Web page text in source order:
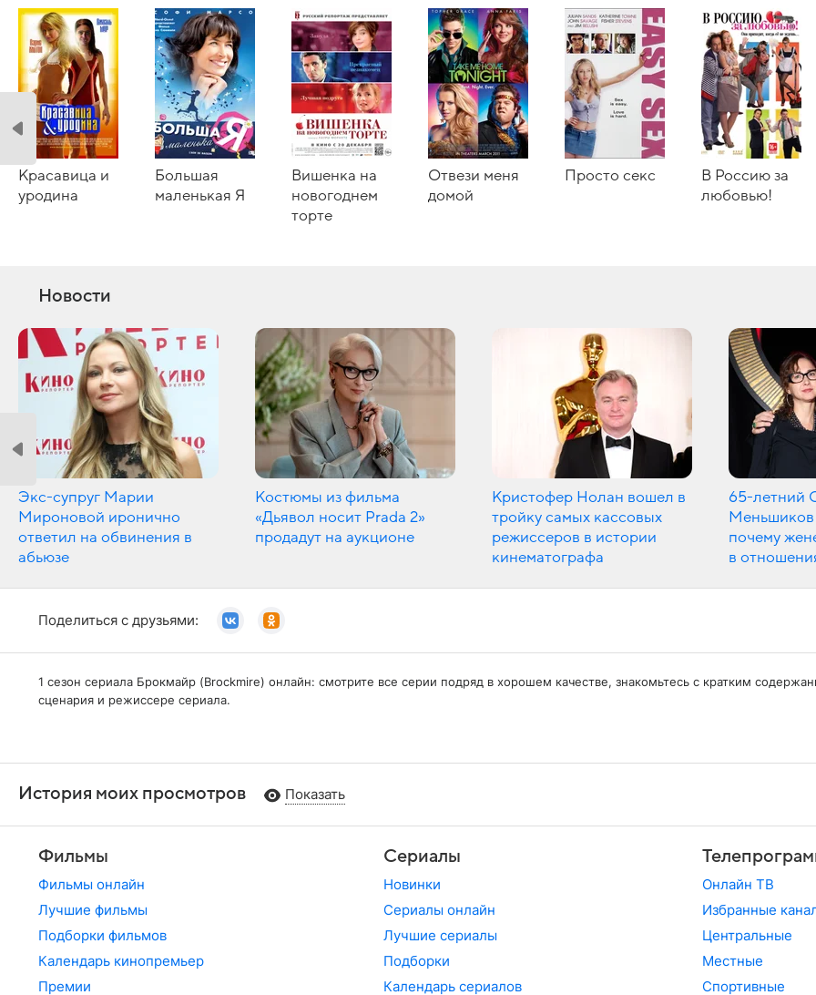
Красавица и
уродина
Большая
маленькая Я
Вишенка на
новогоднем
торте
Отвези меня
домой
Просто секс
В Россию за
любовью!
Новости
Экс-супруг Марии
Мироновой иронично
ответил на обвинения в
абьюзе
Костюмы из фильма
«Дьявол носит Prada 2»
продадут на аукционе
Кристофер Нолан вошел в
тройку самых кассовых
режиссеров в истории
кинематографа
65-летний
Меньшиков
почему
в
Поделиться с друзьями:
1 сезон сериала Брокмайр (Brockmire) онлайн: смотрите все серии подряд в хорошем качестве, знакомьтесь с кратким
сценария и режиссере сериала.
История моих просмотров Показать
Фильмы
Фильмы онлайн
Лучшие фильмы
Подборки фильмов
Календарь кинопремьер
Премии
Сериалы
Новинки
Сериалы онлайн
Лучшие сериалы
Подборки
Календарь сериалов
Онлайн ТВ
Избранные
Центральные
Местные
Спортивные